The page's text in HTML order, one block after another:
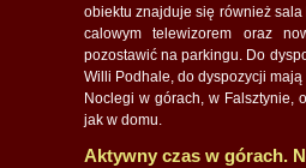
obiektu znajduje się również
calowym telewizorem oraz
pozostawić na parkingu. Do
Willi Podhale, do dyspozycji
Noclegi w górach, w Falsztynie,
jak w domu.
Aktywny czas w górach.